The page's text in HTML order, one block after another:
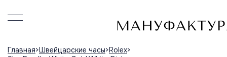
Главная Швейцарские часы Rolex